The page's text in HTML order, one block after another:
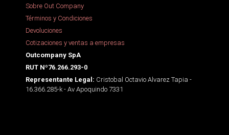
Sobre Out Company
Términos y Condiciones
Devoluciones
Cotizaciones y ventas a empresas
Outcompany SpA
RUT Nº76.266.293-0
Representante Legal: Cristobal Octavio Alvarez Tapia -
16.366.285-k - Av Apoquindo 7331